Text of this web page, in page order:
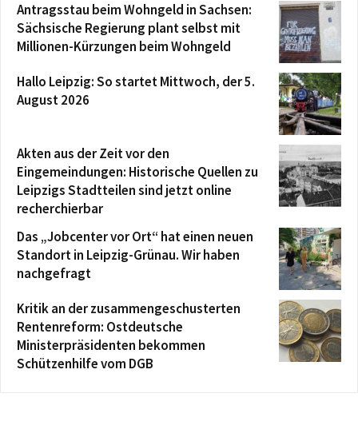
Antragsstau beim Wohngeld in Sachsen:
Sächsische Regierung plant selbst mit
Millionen-Kürzungen beim Wohngeld
Hallo Leipzig: So startet Mittwoch, der 5.
August 2026
Akten aus der Zeit vor den
Eingemeindungen: Historische Quellen zu
Leipzigs Stadtteilen sind jetzt online
recherchierbar
Das „Jobcenter vor Ort“ hat einen neuen
Standort in Leipzig-Grünau. Wir haben
nachgefragt
Kritik an der zusammengeschusterten
Rentenreform: Ostdeutsche
Ministerpräsidenten bekommen
Schützenhilfe vom DGB